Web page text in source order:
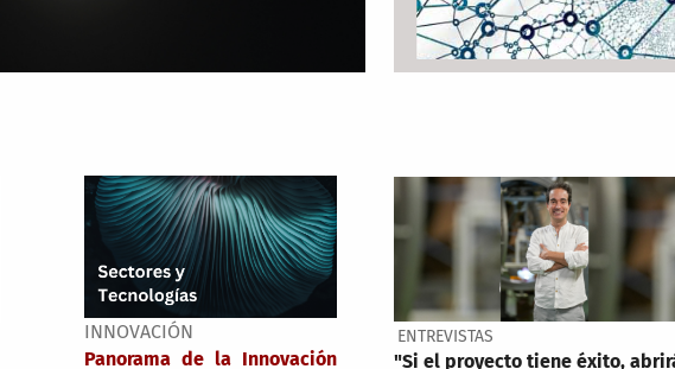
INNOVACIÓN
Panorama de la Innovación
ENTREVISTAS
"Si el proyecto tiene éxito,